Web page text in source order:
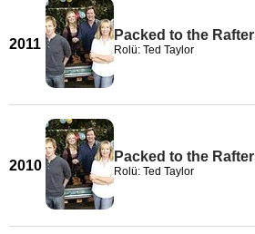
2011
Packed to the
Rolü: Ted Taylor
2010
Packed to the
Rolü: Ted Taylor